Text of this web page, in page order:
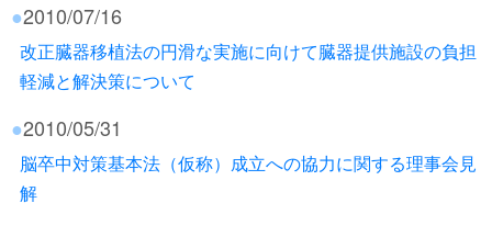
●2010/07/16
改正臓器移植法の円滑な実施に向けて臓器提供施設の負担
軽減と解決策について
●2010/05/31
脳卒中対策基本法（仮称）成立への協力に関する理事会見
解